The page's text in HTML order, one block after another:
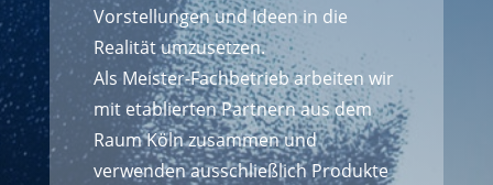
Vorstellungen und Ideen in die
Realität umzusetzen.
Als Meister-Fachbetrieb arbeiten wir
mit etablierten Partnern aus dem
Raum Köln zusammen und
verwenden ausschließlich Produkte